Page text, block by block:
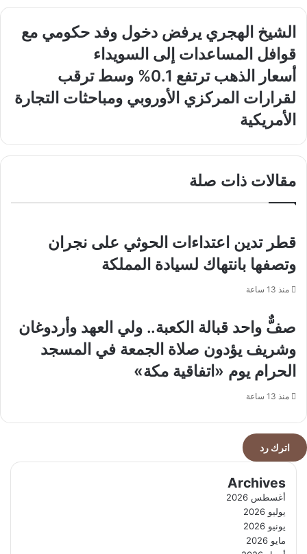
الشيخ
الهجري
يرفض
دخول
وفد
حكومي
مع
قوافل
المساعدات
إلى
السويداء
الشيخ الهجري يرفض دخول وفد حكومي مع
قوافل المساعدات إلى السويداء
أسعار
الذهب
ترتفع
0.1%
وسط
ترقب
لقرارات
المركزي
الأوروبي
ومباحثات
أسعار الذهب ترتفع 0.1% وسط ترقب
لقرارات المركزي الأوروبي ومباحثات التجارة
الأمريكية
مقالات ذات صلة
قطر تدين اعتداءات الحوثي على نجران
وتصفها بانتهاك لسيادة المملكة
منذ 13 ساعة
صفٌّ واحد قبالة الكعبة.. ولي العهد وأردوغان
وشريف يؤدون صلاة الجمعة في المسجد
الحرام يوم «اتفاقية مكة»
منذ 13 ساعة
اترك رد
Archives
أغسطس 2026
يوليو 2026
يونيو 2026
مايو 2026